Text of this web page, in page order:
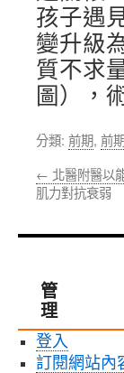
孩子遇
變升級
質不求
圖），
分類: 前期, 前
← 北醫附醫以
肌力對抗衰弱
管
理
登入
訂閱網站內